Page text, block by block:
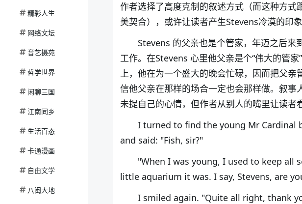
精彩人生
网络文坛
音艺摄苑
哲学世界
闲聊三国
江南同乡
生活百态
卡通漫画
自由文学
八闽大地
作者选择了高度克制的叙述方式（而这种方
美契合），或许让读者产生Stevens冷漠的印象
Stevens 的父亲也是个管家，年迈之后
工作。在Stevens 心里他父亲是个“伟大的管
上，他在为一个盛大的晚会忙碌，因而把父
信他父亲在那样的场合一定也会那样做。叙
未提自己的心情，但作者从别人的嘴里让读者
I turned to find the young Mr Cardinal
and said: "Fish, sir?"
"When I was young, I used to keep all
little aquarium it was. I say, Stevens, are
I smiled again. "Quite all right, thank